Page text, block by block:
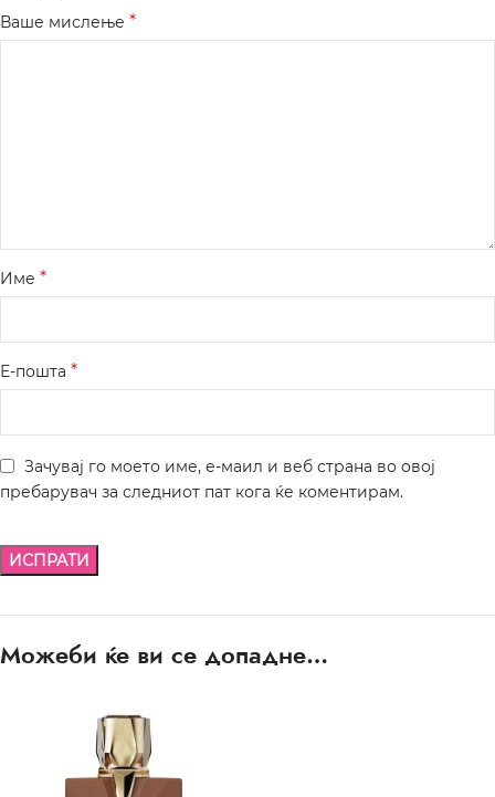
Ваше мислење *
Име *
Е-пошта *
Зачувај го моето име, е-маил и веб страна во овој
пребарувач за следниот пат кога ќе коментирам.
Можеби ќе ви се допадне…